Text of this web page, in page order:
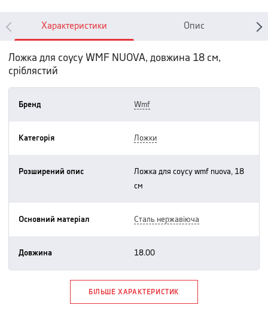
Характеристики Опис
Ложка для соусу WMF NUOVA, довжина 18 см,
сріблястий
Бренд wmf
Категорія ложки
Розширений опис
ложка для соусу wmf nuova, 18
см
Основний матеріал сталь нержавіюча
Довжина 18.00
БІЛЬШЕ ХАРАКТЕРИСТИК